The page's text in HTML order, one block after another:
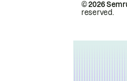
© 2026
reserved.